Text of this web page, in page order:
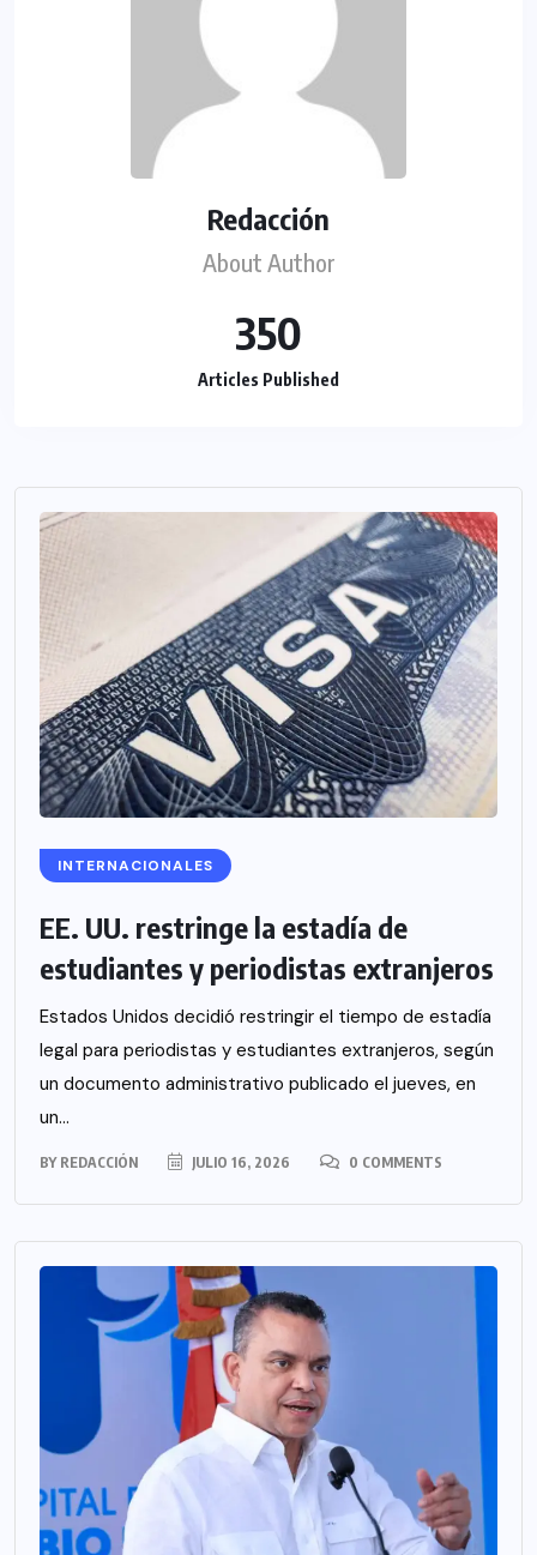
Redacción
About Author
350
Articles Published
INTERNACIONALES
EE. UU. restringe la estadía de
estudiantes y periodistas extranjeros
Estados Unidos decidió restringir el tiempo de estadía
legal para periodistas y estudiantes extranjeros, según
un documento administrativo publicado el jueves, en
un...
BY REDACCIÓN JULIO 16, 2026 0 COMMENTS